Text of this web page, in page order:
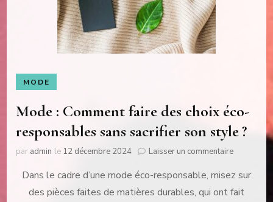
MODE
Mode : Comment faire des choix éco-
responsables sans sacrifier son style ?
par admin le 12 décembre 2024 Laisser un commentairesur
:
Comment
Dans le cadre d’une mode éco-responsable, misez sur
des pièces faites de matières durables, qui ont fait